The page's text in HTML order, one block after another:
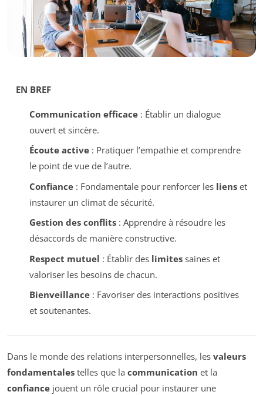
EN BREF
Communication efficace: Établir un dialogue
ouvert et sincère.
Écoute active: Pratiquer l’empathie et comprendre
le point de vue de l’autre.
Confiance: Fondamentale pour renforcer les lienset
instaurer un climat de sécurité.
Gestion des conflits: Apprendre à résoudre les
désaccords de manière constructive.
Respect mutuel : Établir des limitessaines et
valoriser les besoins de chacun.
Bienveillance: Favoriser des interactions positives
et soutenantes.
Dans le monde des relations interpersonnelles, les valeurs
fondamentales telles que la communication et la
confiance jouent un rôle crucial pour instaurer une